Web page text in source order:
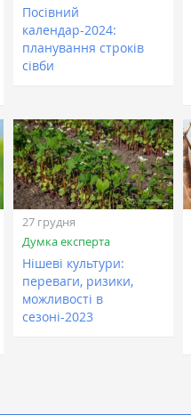
Посівний
календар-2024:
планування строків
сівби
27 грудня
Думка експерта
Нішеві культури:
переваги, ризики,
можливості в
сезоні-2023